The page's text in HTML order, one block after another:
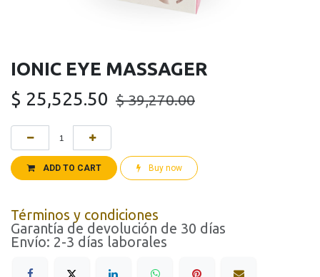
IONIC EYE MASSAGER
$ 25,525.50 $39,270.00
ADD TO CART Buy now
Términos y condiciones
Garantía de devolución de 30 días
Envío: 2-3 días laborales